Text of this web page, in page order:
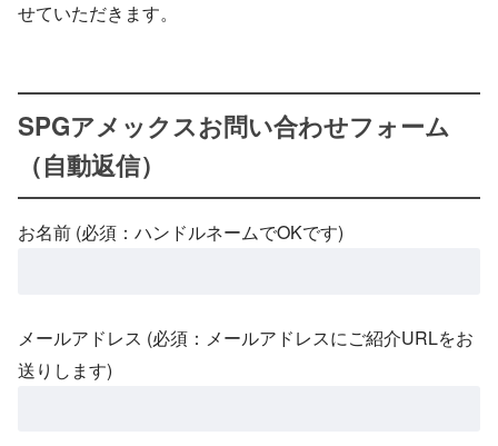
せていただきます。
SPGアメックスお問い合わせフォーム
（自動返信）
お名前 (必須：ハンドルネームでOKです)
メールアドレス (必須：メールアドレスにご紹介URLをお
送りします)